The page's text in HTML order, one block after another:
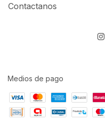
Contactanos
Medios de pago